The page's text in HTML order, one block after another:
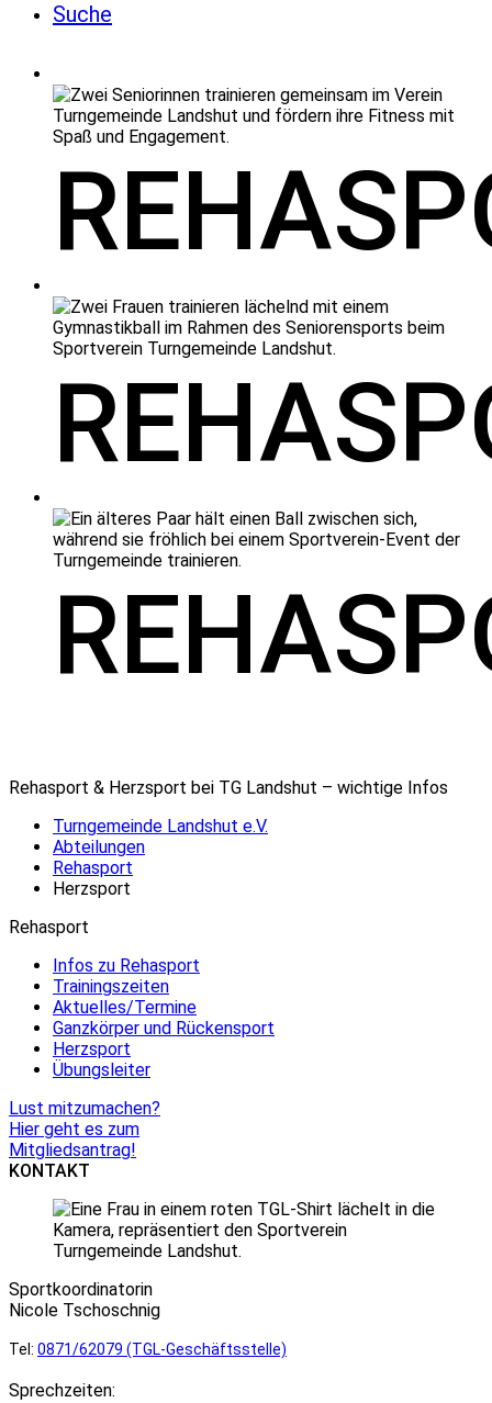
Suche
Rehasport & Herzsport bei TG Landshut – wichtige Infos
Turngemeinde Landshut e.V.
Abteilungen
Rehasport
Herzsport
Rehasport
Infos zu Rehasport
Trainingszeiten
Aktuelles/Termine
Ganzkörper und Rückensport
Herzsport
Übungsleiter
Lust mitzumachen?
Hier geht es zum
Mitgliedsantrag!
KONTAKT
Sportkoordinatorin
Nicole Tschoschnig
Tel: 0871/62079 (TGL-Geschäftsstelle)
Sprechzeiten: